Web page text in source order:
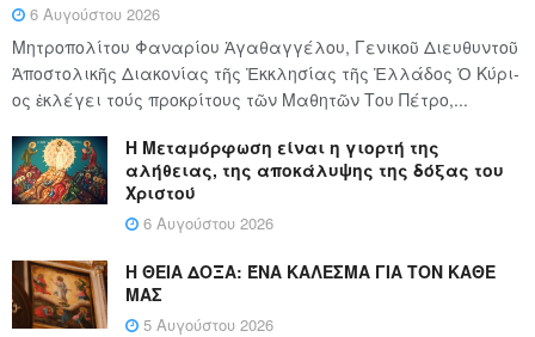
6 Αυγούστου 2026
Μητροπολίτου Φαναρίου Ἀγαθαγγέλου, Γενικοῦ Διευθυντοῦ
Ἀποστολικῆς Διακονίας τῆς Ἐκκλησίας τῆς Ἑλλάδος Ὁ Κύ­ρι­
ος ἐκλέγει τούς προ­κρί­τους τῶν Μα­θη­τῶν Του Πέ­τρο,...
Η Μεταμόρφωση είναι η γιορτή της
αλήθειας, της αποκάλυψης της δόξας του
Χριστού
6 Αυγούστου 2026
Η ΘΕΙΑ ΔΟΞΑ: ΈΝΑ ΚΑΛΕΣΜΑ ΓΙΑ ΤΟΝ ΚΑΘΕ
ΜΑΣ
5 Αυγούστου 2026